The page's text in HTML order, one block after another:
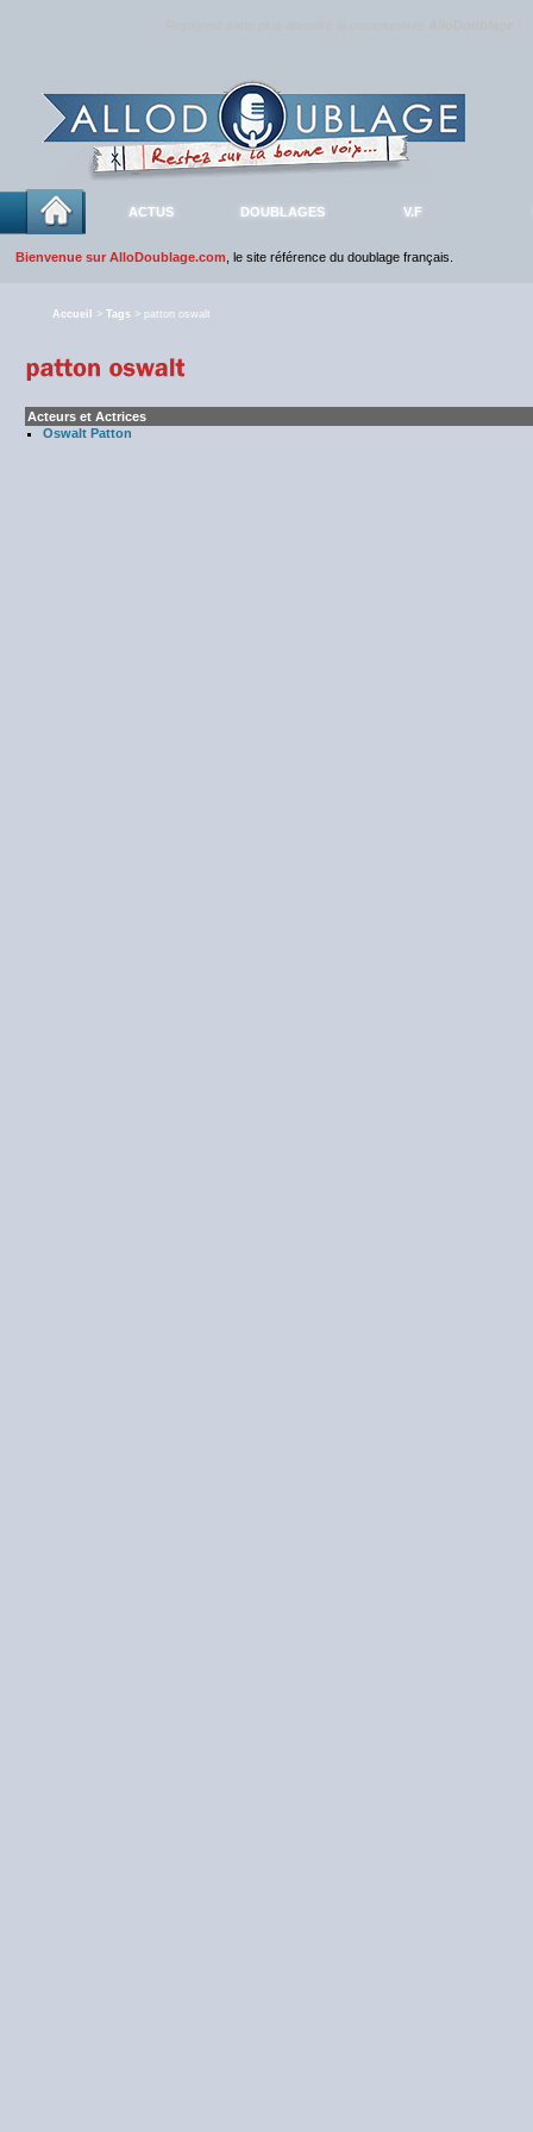
ACTUS DOUBLAGES V.F
Bienvenue sur AlloDoublage.com , le site référence du doublage français.
Accueil > Tags > patton oswalt
Acteurs et Actrices
Oswalt Patton